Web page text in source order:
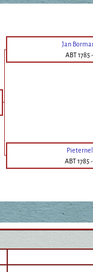
Jan
ABT 1785-
ABT 1785-